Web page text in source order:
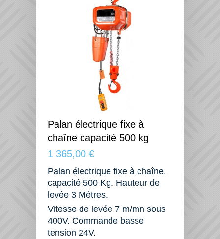
Palan électrique fixe à
chaîne capacité 500 kg
1 365,00 €
Palan électrique fixe à chaîne,
capacité 500 Kg. Hauteur de
levée 3 Mètres.
Vitesse de levée 7 m/mn sous
400V. Commande basse
tension 24V.